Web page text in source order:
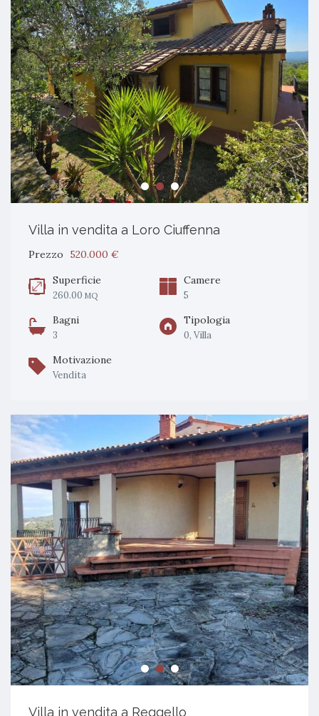
Villa in vendita a Loro Ciuffenna
Prezzo
520.000 €
Superficie
260.00 MQ
Camere
5
Bagni
3
Tipologia
0, Villa
Motivazione
Vendita
Villa in vendita a Reggello